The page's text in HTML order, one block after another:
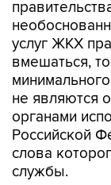
услуг ЖКХ
вмешаться,
не являются
органами
Российской
слова
службы.
По его